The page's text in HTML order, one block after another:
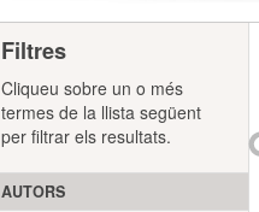
Filtres
Cliqueu sobre un o més
termes de la llista següent
per filtrar els resultats.
AUTORS